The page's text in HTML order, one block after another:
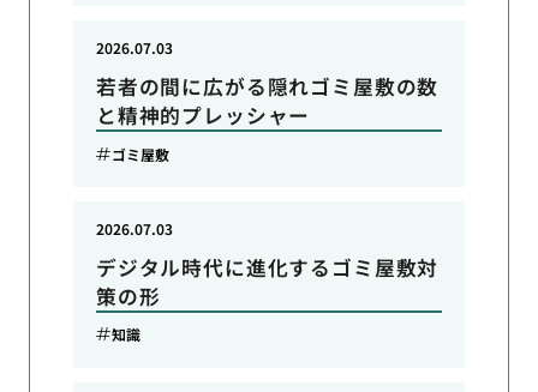
若者の間に広がる隠れゴミ屋敷の数
と精神的プレッシャー
2026.07.03
ゴミ屋敷
デジタル時代に進化するゴミ屋敷対
策の形
2026.07.03
知識